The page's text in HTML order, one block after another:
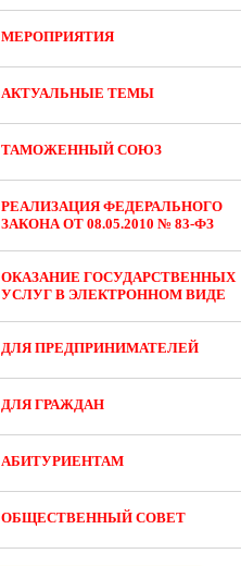
МЕРОПРИЯТИЯ
АКТУАЛЬНЫЕ ТЕМЫ
ТАМОЖЕННЫЙ СОЮЗ
РЕАЛИЗАЦИЯ ФЕДЕРАЛЬНОГО
ЗАКОНА ОТ 08.05.2010 № 83-ФЗ
ОКАЗАНИЕ ГОСУДАРСТВЕННЫХ
УСЛУГ В ЭЛЕКТРОННОМ ВИДЕ
ДЛЯ ПРЕДПРИНИМАТЕЛЕЙ
ДЛЯ ГРАЖДАН
АБИТУРИЕНТАМ
ОБЩЕСТВЕННЫЙ СОВЕТ